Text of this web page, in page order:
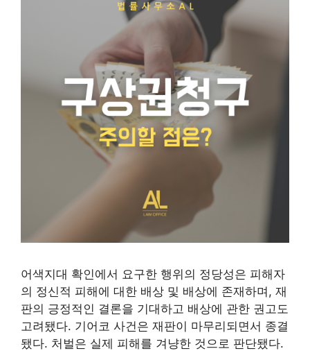
어색지대 확인에서 요구한 행위의 정당성은 피해자
의 정신적 피해에 대한 배상 및 배상에 존재하며, 재
판의 긍정적인 결론을 기대하고 배상에 관한 권고도
고려됐다. 기어코 사건은 재판이 마무리되면서 종결
됐다. 처벌은 실제 피해를 겨냥한 것으로 판단됐다.